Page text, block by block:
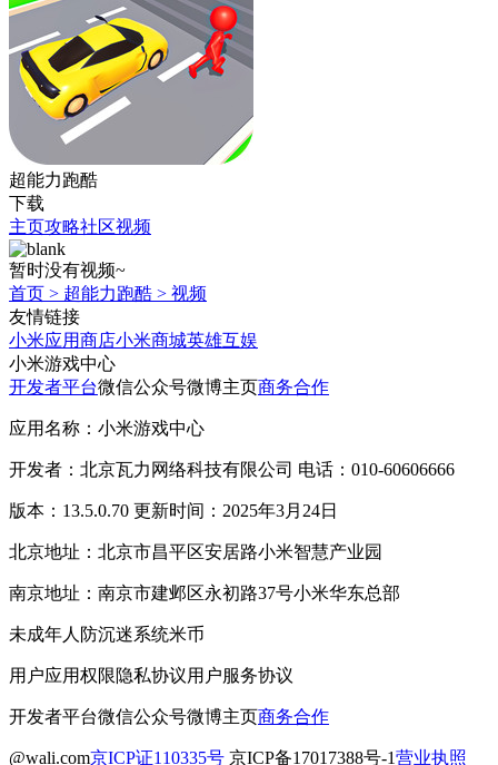
超能力跑酷
下载
主页攻略社区视频
暂时没有视频~
首页 > 超能力跑酷 > 视频
友情链接
小米应用商店小米商城英雄互娱
小米游戏中心
开发者平台微信公众号微博主页商务合作
应用名称：小米游戏中心
开发者：北京瓦力网络科技有限公司 电话：010-60606666
版本：13.5.0.70 更新时间：2025年3月24日
北京地址：北京市昌平区安居路小米智慧产业园
南京地址：南京市建邺区永初路37号小米华东总部
未成年人防沉迷系统米币
用户应用权限隐私协议用户服务协议
开发者平台微信公众号微博主页商务合作
@wali.com京ICP证110335号 京ICP备17017388号-1营业执照